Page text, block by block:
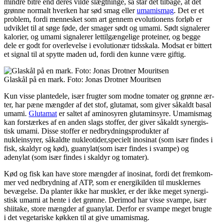
grønne normalt hverken har sød smag ellerumami­smag. Det er et
problem, fordi mennesket som art gennem evolutionens forløb er
udviklet til at søge føde, der smager sødt og umami. Sødt signalerer
kalorier, og umami signalerer lettilgængelige proteiner, og begge
dele er godt for overlevelse i evolutionær tidsskala. Modsat er bittert
et signal til at spytte maden ud, fordi den kunne være giftig.
Glaskål på en mark. Foto: Jonas Drotner Mouritsen
Kun visse plantedele, især frugter som modne tomater og grønne ær­
ter, har pæne mængder af det stof, glutamat, som giver såkaldt basal
umami. Glutamat er saltet af ami­nosyren glutaminsyre. Umami­smag
kan forstærkes af en anden slags stoffer, der giver såkaldt synergis­
tisk umami. Disse stoffer er nedbrydningsprodukter af
nukleinsyrer, såkaldte nukleotider,specielt inosi­nat (som især findes i
fisk, skaldyr og kød), guanylat(som især findes i svampe) og
adenylat (som især findes i skaldyr og tomater).
Kød og fisk kan have store mæng­der af inosinat, fordi det fremkom­
mer ved nedbrydning af ATP, som er energikilden til musklernes
bevægelse. Da planter ikke har muskler, er der ikke meget synergi­
stisk umami at hente i det grønne. Derimod har visse svampe, især
shiitake, store mængder af guany­lat. Derfor er svampe meget brugte
i det vegetariske køkken til at give umamismag.